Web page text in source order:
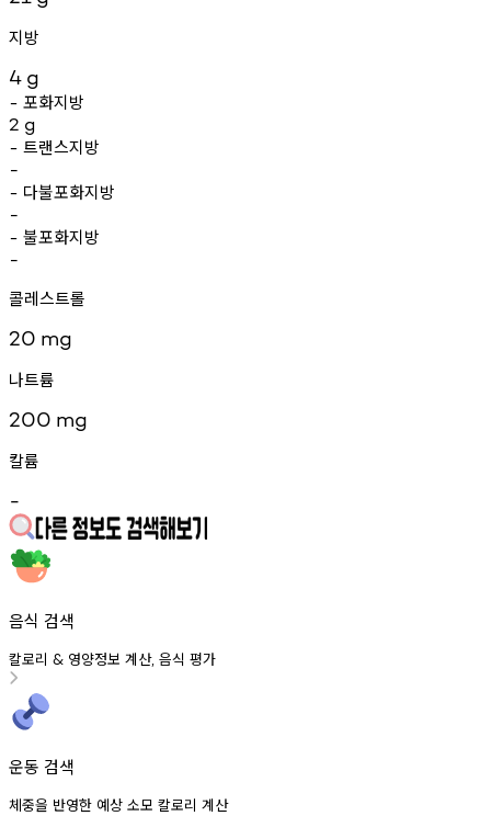
지방
4 g
- 포화지방
2 g
- 트랜스지방
-
- 다불포화지방
-
- 불포화지방
-
콜레스트롤
20 mg
나트륨
200 mg
칼륨
-
음식 검색
칼로리 & 영양정보 계산, 음식 평가
운동 검색
체중을 반영한 예상 소모 칼로리 계산